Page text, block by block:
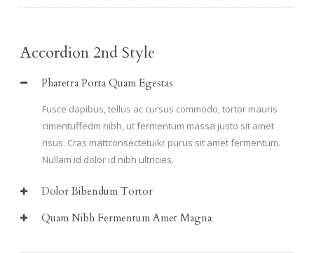
Accordion 2nd Style
Pharetra Porta Quam Egestas
Fusce dapibus, tellus ac cursus commodo, tortor mauris
cimentuffedm nibh, ut fermentum massa justo sit amet
risus. Cras mattconsectetuikr purus sit amet fermentum.
Nullam id dolor id nibh ultricies.
Dolor Bibendum Tortor
Quam Nibh Fermentum Amet Magna